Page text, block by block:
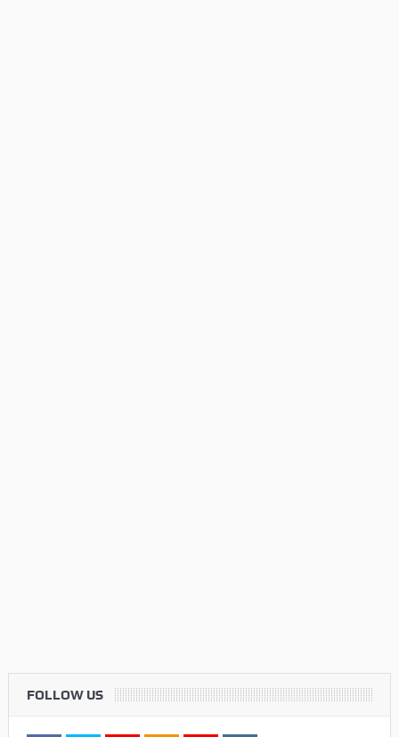
FOLLOW US